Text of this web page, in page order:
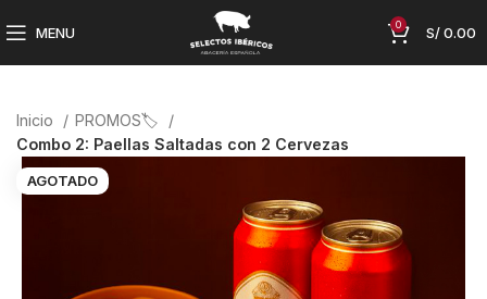
MENU 0 S/0.00
Inicio
PROMOS🏷️
Combo 2: Paellas Saltadas con 2 Cervezas
AGOTADO